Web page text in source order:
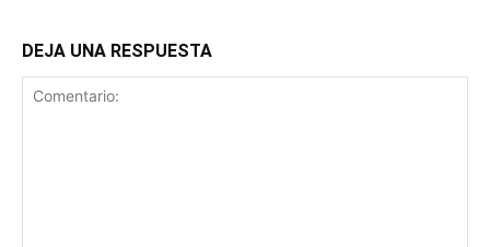
DEJA UNA RESPUESTA